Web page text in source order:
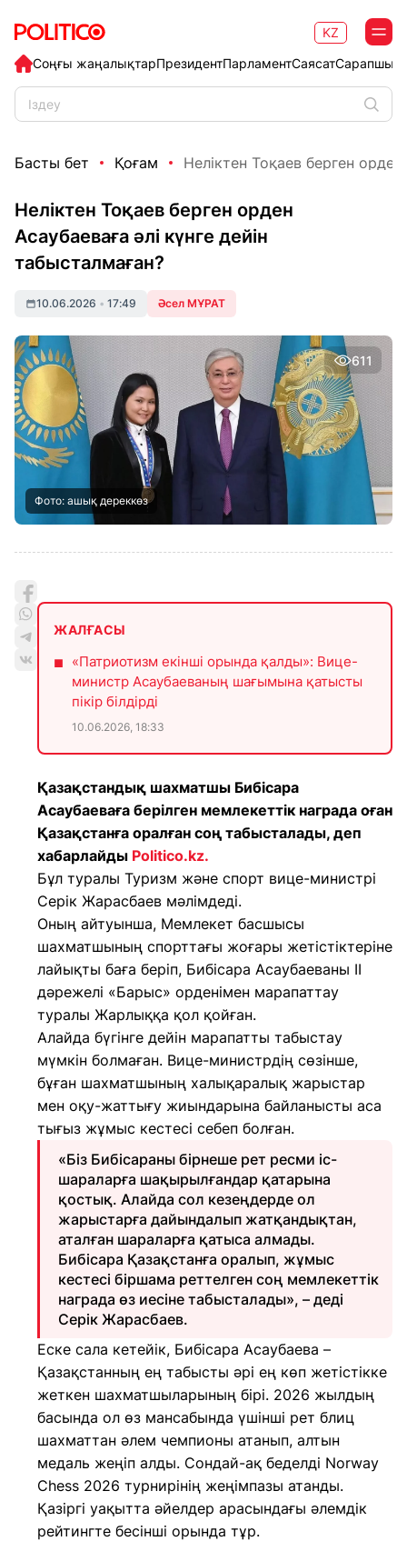
Соңғы жаңалықтарПрезидентПарламентСаясат
KZ
Басты бет Қоғам Неліктен Тоқаев берген орден
Неліктен Тоқаев берген орден
Асаубаеваға әлі күнге дейін
табысталмаған?
10.06.2026 • 17:49 Әсел МҰРАТ
611
Фото: ашық дереккөз
ЖАЛҒАСЫ
«Патриотизм екінші орында қалды»: Вице-
министр Асаубаеваның шағымына қатысты
пікір білдірді
10.06.2026, 18:33
Қазақстандық шахматшы Бибісара
Асаубаеваға берілген мемлекеттік награда оған
Қазақстанға оралған соң табысталады, деп
хабарлайды Politico.kz.
Бұл туралы Туризм және спорт вице-министрі
Серік Жарасбаев мәлімдеді.
Оның айтуынша, Мемлекет басшысы
шахматшының спорттағы жоғары жетістіктеріне
лайықты баға беріп, Бибісара Асаубаеваны II
дәрежелі «Барыс» орденімен марапаттау
туралы Жарлыққа қол қойған.
Алайда бүгінге дейін марапатты табыстау
мүмкін болмаған. Вице-министрдің сөзінше,
бұған шахматшының халықаралық жарыстар
мен оқу-жаттығу жиындарына байланысты аса
тығыз жұмыс кестесі себеп болған.
«Біз Бибісараны бірнеше рет ресми іс-
шараларға шақырылғандар қатарына
қостық. Алайда сол кезеңдерде ол
жарыстарға дайындалып жатқандықтан,
аталған шараларға қатыса алмады.
Бибісара Қазақстанға оралып, жұмыс
кестесі біршама реттелген соң мемлекеттік
награда өз иесіне табысталады», – деді
Серік Жарасбаев.
Еске сала кетейік, Бибісара Асаубаева –
Қазақстанның ең табысты әрі ең көп жетістікке
жеткен шахматшыларының бірі. 2026 жылдың
басында ол өз мансабында үшінші рет блиц
шахматтан әлем чемпионы атанып, алтын
медаль жеңіп алды. Сондай-ақ беделді Norway
Chess 2026 турнирінің жеңімпазы атанды.
Қазіргі уақытта әйелдер арасындағы әлемдік
рейтингте бесінші орында тұр.